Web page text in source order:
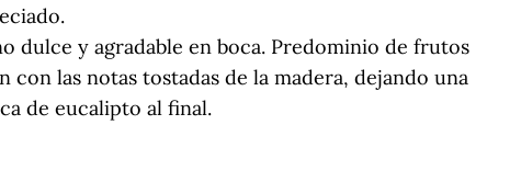
dulce y agradable en boca. Predominio de frutos
con las notas tostadas de la madera, dejando una
de eucalipto al final.